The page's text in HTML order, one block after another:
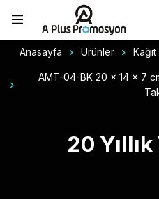
Anasayfa Ürünler
AMT-04-BK 20 x 14 x 7
20